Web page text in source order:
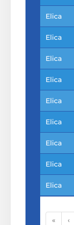
Elica
Elica
Elica
Elica
Elica
Elica
Elica
Elica
Elica
« ‹